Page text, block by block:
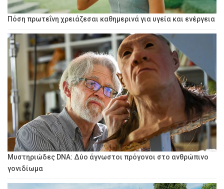
Πόση πρωτεΐνη χρειάζεσαι καθημερινά για υγεία και ενέργεια
Μυστηριώδες DNA: Δύο άγνωστοι πρόγονοι στο ανθρώπινο
γονιδίωμα